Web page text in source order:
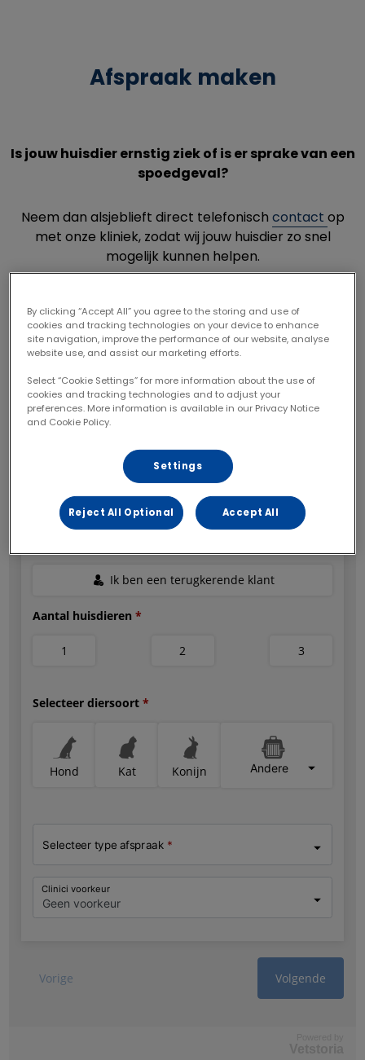
Afspraak maken
Is jouw huisdier ernstig ziek of is er sprake van een
spoedgeval?
Neem dan alsjeblieft direct telefonisch contact op
met onze kliniek, zodat wij jouw huisdier zo snel
mogelijk kunnen helpen.
SOORTEN ONLINE AFSPRAKEN
By clicking “Accept All” you agree to the storing and use of
cookies and tracking technologies on your device to enhance
site navigation, improve the performance of our website, analyse
website use, and assist our marketing efforts.
Select “Cookie Settings” for more information about the use of
cookies and tracking technologies and to adjust your
preferences. More information is available in our Privacy Notice
and Cookie Policy.
Settings
Reject All Optional Accept All